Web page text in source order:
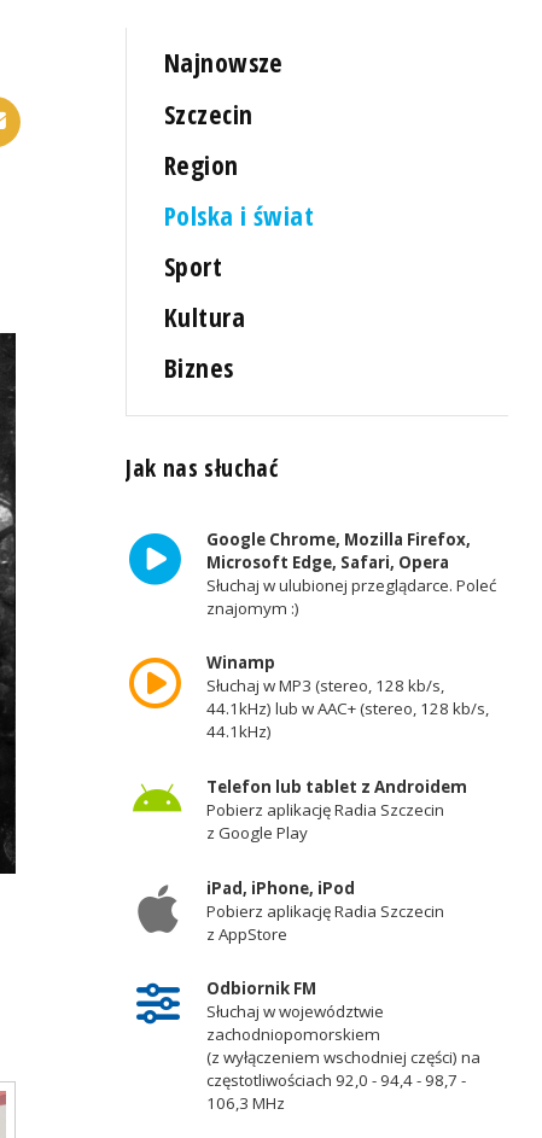
Najnowsze
Szczecin
Region
Polska i świat
Sport
Kultura
Biznes
Jak nas słuchać
Google Chrome, Mozilla Firefox,
Microsoft Edge, Safari, Opera
Słuchaj w ulubionej przeglądarce. Poleć
znajomym :)
Winamp
Słuchaj w MP3 (stereo, 128 kb/s,
44.1kHz) lub w AAC+ (stereo, 128 kb/s,
44.1kHz)
Telefon lub tablet z Androidem
Pobierz aplikację Radia Szczecin
z Google Play
iPad, iPhone, iPod
Pobierz aplikację Radia Szczecin
z AppStore
Odbiornik FM
Słuchaj w województwie
zachodniopomorskiem
(z wyłączeniem wschodniej części) na
częstotliwościach 92,0 - 94,4 - 98,7 -
106,3 MHz